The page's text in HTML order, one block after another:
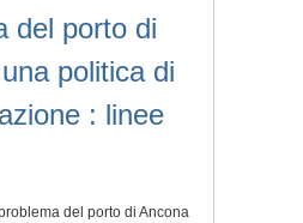
del porto di
politica di
: linee
problema del porto di Ancona